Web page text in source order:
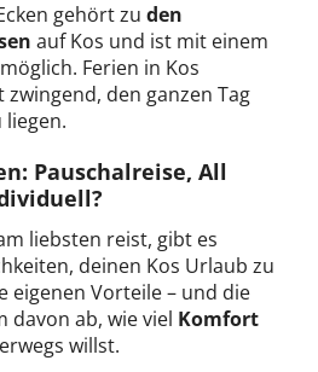
gehört zu den
auf Kos und ist mit einem
Ferien in Kos
den ganzen Tag
liegen.
Pauschalreise, All
liebsten reist, gibt es
deinen Kos Urlaub zu
eigenen Vorteile – und die
davon ab, wie viel Komfort
willst.